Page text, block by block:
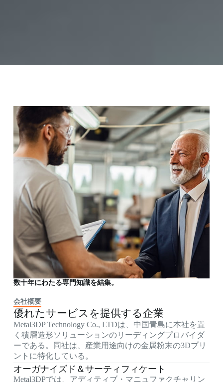
数十年にわたる専門知識を結集。
会社概要
優れたサービスを提供する企業
Metal3DP Technology Co., LTDは、中国青島に本社を置
く積層造形ソリューションのリーディングプロバイダ
ーである。同社は、産業用途向けの金属粉末の3Dプリ
ントに特化している。
オーガナイズド＆サーティフィケート
Metal3DPでは、アディティブ・マニュファクチャリン